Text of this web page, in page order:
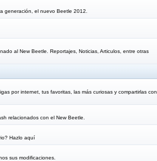
generación, el nuevo Beetle 2012.
al New Beetle. Reportajes, Noticias, Articulos, entre otras
por internet, tus favoritas, las más curiosas y compartirlas con
relacionados con el New Beetle.
Hazlo aquí
sus modificaciones.